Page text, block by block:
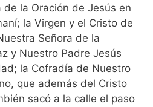
la Oración de Jesús en
la Virgen y el Cristo de
Señora de la
y Nuestro Padre Jesús
la Cofradía de Nuestro
que además del Cristo
sacó a la calle el paso